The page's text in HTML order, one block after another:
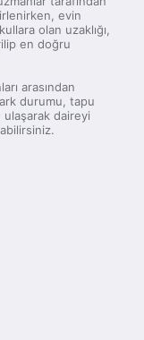
evin
olan uzaklığı,
en doğru
arasından
durumu, tapu
ulaşarak daireyi